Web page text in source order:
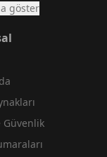
göster
Güvenlik